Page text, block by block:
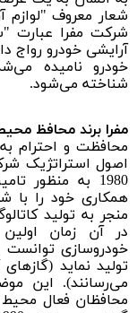
شعار معروف "لوازم
شرکت مفرا عبارت
آرایشی خودرو رواج
خودرو نامیده
شناخته می‌شود.
مفرا برند محافظ
محافظت و احترام
اصول استراتژیک
1980 به
همکاری خود را با
منجر به تولید
در آن زمان
خودروسازی توانست
تولید نماید
می‌رسانند). این
محافظان فعال